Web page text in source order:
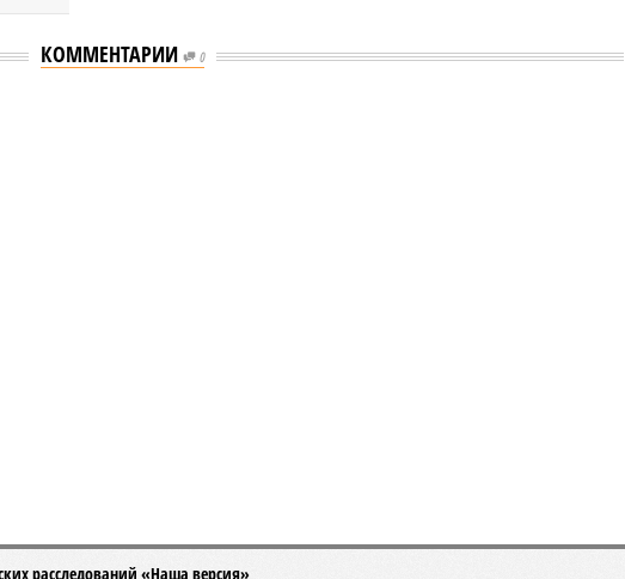
КОММЕНТАРИИ 0
Например, многие ошибочно полагают, что воду отключает